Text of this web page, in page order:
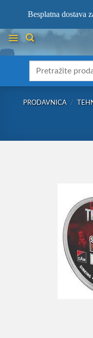
content
PRODAVNICA /
Besplatna dostava